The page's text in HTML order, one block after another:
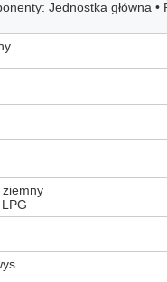
Jednostka główna •
ziemny